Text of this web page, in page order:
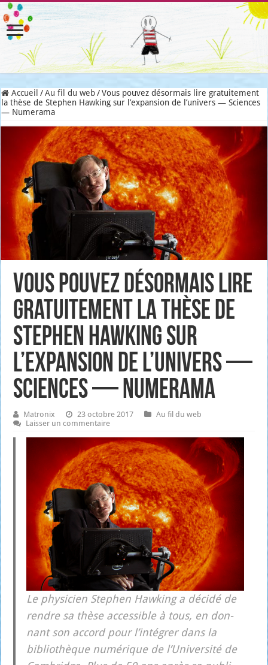
Accueil / Au fil du web / Vous pouvez désormais lire gratuitement
la thèse de Stephen Hawking sur l’expansion de l’univers — Sciences
— Numerama
Vous pouvez désormais lire
gratuitement la thèse de
Stephen Hawking sur
l’expansion de l’univers —
Sciences — Numerama
Matronix 23 octobre 2017
Au fil du web
Laisser un commentaire
Le phy­si­cien Ste­phen Haw­king a déci­dé de
rendre sa thèse acces­sible à tous, en don­
nant son accord pour l’in­té­grer dans la
biblio­thèque numé­rique de l’U­ni­ver­si­té de